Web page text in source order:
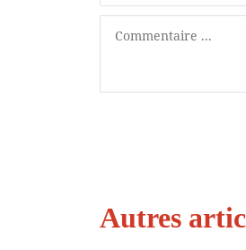
Autres